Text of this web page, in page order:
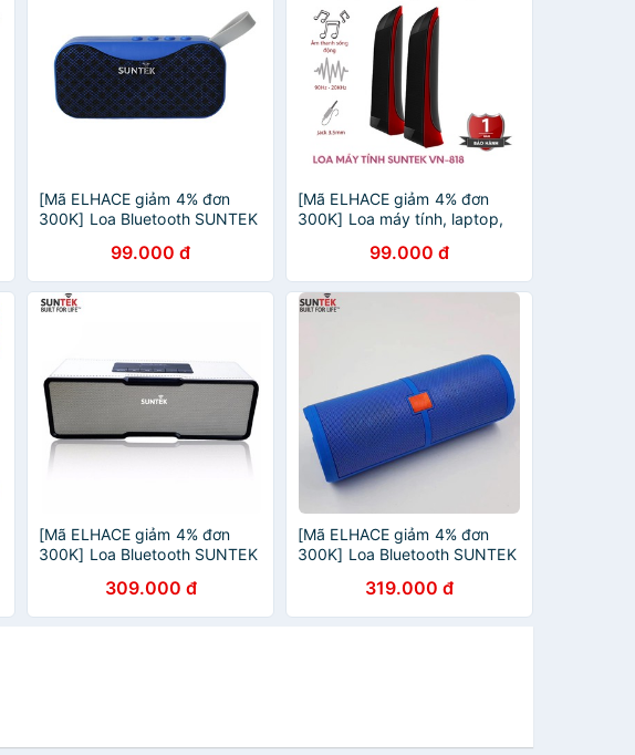
[Mã ELHACE giảm 4% đơn
300K] Loa Bluetooth SUNTEK
99.000 đ
[Mã ELHACE giảm 4% đơn
300K] Loa máy tính, laptop,
SUNTEK VN-818
99.000 đ
[Mã ELHACE giảm 4% đơn
300K] Loa Bluetooth SUNTEK
Bass Radiator309.000 đ
[Mã ELHACE giảm 4% đơn
300K] Loa Bluetooth SUNTEK
319.000 đ